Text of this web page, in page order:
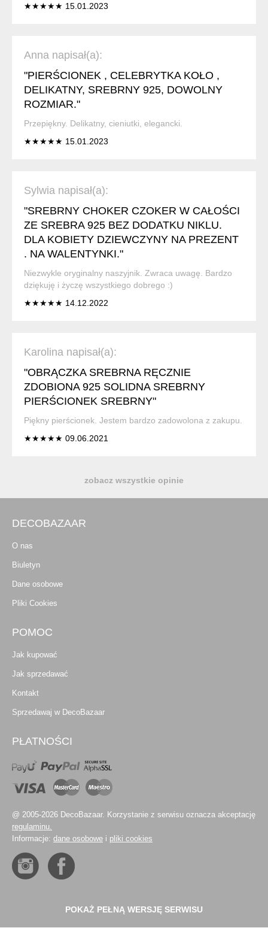
★★★★★ 15.01.2023
Anna napisał(a):
"PIERŚCIONEK , CELEBRYTKA KOŁO ,
DELIKATNY, SREBRNY 925, DOWOLNY
ROZMIAR."
Przepiękny. Delikatny, cieniutki, elegancki.
★★★★★ 15.01.2023
Sylwia napisał(a):
"SREBRNY CHOKER CZOKER W CAŁOŚCI
ZE SREBRA 925 BEZ DODATKU NIKLU.
DLA KOBIETY DZIEWCZYNY NA PREZENT
. NA WALENTYNKI."
Niezwykle oryginalny naszyjnik. Zwraca uwagę. Bardzo
dziękuję i życzę wszystkiego dobrego :)
★★★★★ 14.12.2022
Karolina napisał(a):
"OBRĄCZKA SREBRNA RĘCZNIE
ZDOBIONA 925 SOLIDNA SREBRNY
PIERŚCIONEK SREBRNY"
Piękny pierścionek. Jestem bardzo zadowolona z zakupu.
★★★★★ 09.06.2021
zobacz wszystkie opinie
DECOBAZAAR
O nas
Biuletyn
Dane osobowe
Pliki Cookies
POMOC
Jak kupować
Jak sprzedawać
Kontakt
Sprzedawaj w DecoBazaar
PŁATNOŚCI
@ 2005-2026 DecoBazaar. Korzystanie z serwisu oznacza akceptację
regulaminu.
Informacje: dane osobowe i pliki cookies
POKAŻ PEŁNĄ WERSJĘ SERWISU